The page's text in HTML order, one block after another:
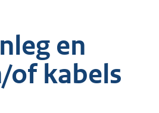
en
of kabels